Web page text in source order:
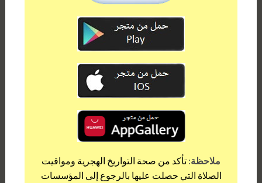
ملاحظة: تأكد من صحة التواريخ الهجرية ومواقيت
الصلاة التي حصلت عليها بالرجوع إلى المؤسسات